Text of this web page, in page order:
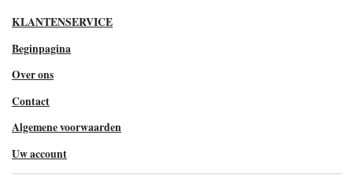
KLANTENSERVICE
Beginpagina
Over ons
Contact
Algemene voorwaarden
Uw account